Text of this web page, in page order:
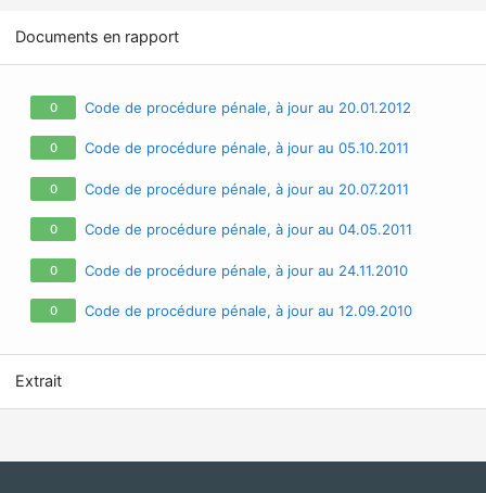
Documents en rapport
0 Code de procédure pénale, à jour au 20.01.2012
0 Code de procédure pénale, à jour au 05.10.2011
0 Code de procédure pénale, à jour au 20.07.2011
0 Code de procédure pénale, à jour au 04.05.2011
0 Code de procédure pénale, à jour au 24.11.2010
0 Code de procédure pénale, à jour au 12.09.2010
Extrait